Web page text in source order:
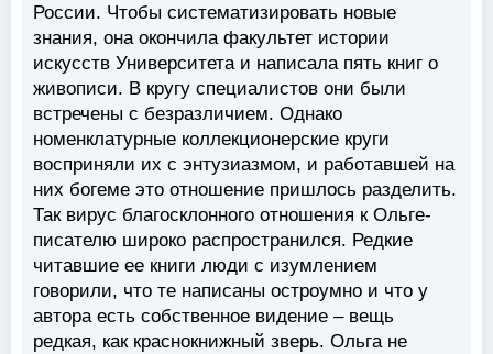
России. Чтобы систематизировать новые
знания, она окончила факультет истории
искусств Университета и написала пять книг о
живописи. В кругу специалистов они были
встречены с безразличием. Однако
номенклатурные коллекционерские круги
восприняли их с энтузиазмом, и работавшей на
них богеме это отношение пришлось разделить.
Так вирус благосклонного отношения к Ольге-
писателю широко распространился. Редкие
читавшие ее книги люди с изумлением
говорили, что те написаны остроумно и что у
автора есть собственное видение – вещь
редкая, как краснокнижный зверь. Ольга не